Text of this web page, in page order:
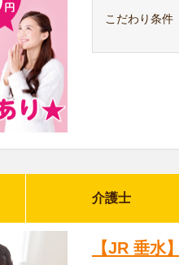
こだわり条件
介護士
【JR 垂水